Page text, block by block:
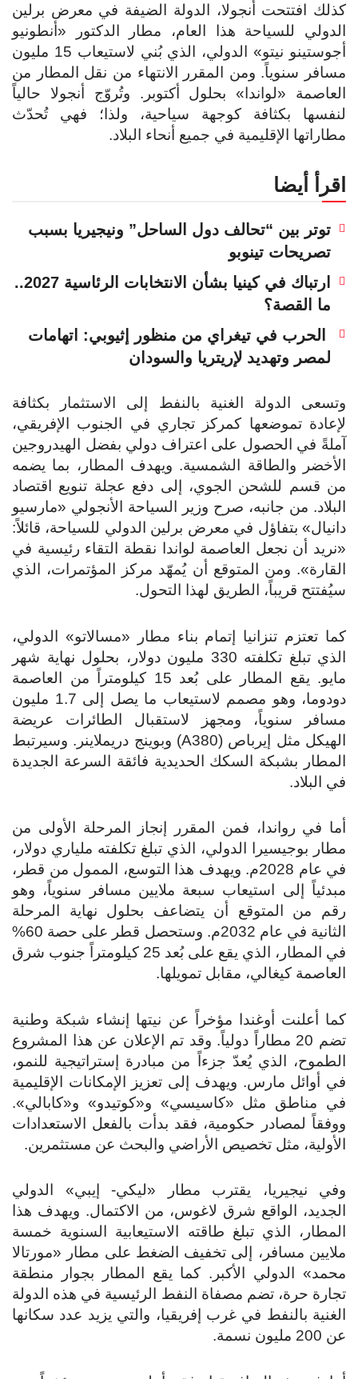
كذلك افتتحت أنجولا، الدولة الضيفة في معرض برلين
الدولي للسياحة هذا العام، مطار الدكتور «أنطونيو
أجوستينو نيتو» الدولي، الذي بُني لاستيعاب 15 مليون
مسافر سنوياً. ومن المقرر الانتهاء من نقل المطار من
العاصمة «لواندا» بحلول أكتوبر. وتُروّج أنجولا حالياً
لنفسها بكثافة كوجهة سياحية، ولذا؛ فهي تُحدّث
مطاراتها الإقليمية في جميع أنحاء البلاد.
اقرأ أيضا
توتر بين “تحالف دول الساحل” ونيجيريا بسبب
تصريحات تينوبو
ارتباك في كينيا بشأن الانتخابات الرئاسية 2027..
ما القصة؟
الحرب في تيغراي من منظور إثيوبي: اتهامات
لمصر وتهديد لإريتريا والسودان
وتسعى الدولة الغنية بالنفط إلى الاستثمار بكثافة
لإعادة تموضعها كمركز تجاري في الجنوب الإفريقي،
آملةً في الحصول على اعتراف دولي بفضل الهيدروجين
الأخضر والطاقة الشمسية. ويهدف المطار، بما يضمه
من قسم للشحن الجوي، إلى دفع عجلة تنويع اقتصاد
البلاد. من جانبه، صرح وزير السياحة الأنجولي «مارسيو
دانيال» بتفاؤل في معرض برلين الدولي للسياحة، قائلاً:
«نريد أن نجعل العاصمة لواندا نقطة التقاء رئيسية في
القارة». ومن المتوقع أن يُمهّد مركز المؤتمرات، الذي
سيُفتتح قريباً، الطريق لهذا التحول.
كما تعتزم تنزانيا إتمام بناء مطار «مسالاتو» الدولي،
الذي تبلغ تكلفته 330 مليون دولار، بحلول نهاية شهر
مايو. يقع المطار على بُعد 15 كيلومتراً من العاصمة
دودوما، وهو مصمم لاستيعاب ما يصل إلى 1.7 مليون
مسافر سنوياً، ومجهز لاستقبال الطائرات عريضة
الهيكل مثل إيرباص (A380) وبوينج دريملاينر. وسيرتبط
المطار بشبكة السكك الحديدية فائقة السرعة الجديدة
في البلاد.
أما في رواندا، فمن المقرر إنجاز المرحلة الأولى من
مطار بوجيسيرا الدولي، الذي تبلغ تكلفته ملياري دولار،
في عام 2028م. ويهدف هذا التوسع، الممول من قطر،
مبدئياً إلى استيعاب سبعة ملايين مسافر سنوياً، وهو
رقم من المتوقع أن يتضاعف بحلول نهاية المرحلة
الثانية في عام 2032م. وستحصل قطر على حصة 60%
في المطار، الذي يقع على بُعد 25 كيلومتراً جنوب شرق
العاصمة كيغالي، مقابل تمويلها.
كما أعلنت أوغندا مؤخراً عن نيتها إنشاء شبكة وطنية
تضم 20 مطاراً دولياً. وقد تم الإعلان عن هذا المشروع
الطموح، الذي يُعدّ جزءاً من مبادرة إستراتيجية للنمو،
في أوائل مارس. ويهدف إلى تعزيز الإمكانات الإقليمية
في مناطق مثل «كاسيسي» و«كوتيدو» و«كابالي».
ووفقاً لمصادر حكومية، فقد بدأت بالفعل الاستعدادات
الأولية، مثل تخصيص الأراضي والبحث عن مستثمرين.
وفي نيجيريا، يقترب مطار «ليكي- إيبي» الدولي
الجديد، الواقع شرق لاغوس، من الاكتمال. ويهدف هذا
المطار، الذي تبلغ طاقته الاستيعابية السنوية خمسة
ملايين مسافر، إلى تخفيف الضغط على مطار «مورتالا
محمد» الدولي الأكبر. كما يقع المطار بجوار منطقة
تجارة حرة، تضم مصفاة النفط الرئيسية في هذه الدولة
الغنية بالنفط في غرب إفريقيا، والتي يزيد عدد سكانها
عن 200 مليون نسمة.